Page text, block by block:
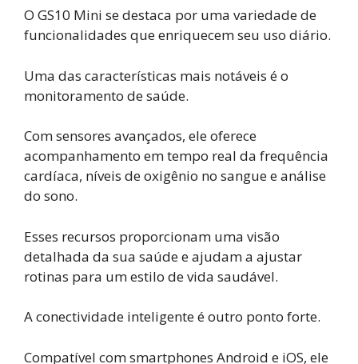
O GS10 Mini se destaca por uma variedade de
funcionalidades que enriquecem seu uso diário.
Uma das características mais notáveis é o
monitoramento de saúde.
Com sensores avançados, ele oferece
acompanhamento em tempo real da frequência
cardíaca, níveis de oxigênio no sangue e análise
do sono.
Esses recursos proporcionam uma visão
detalhada da sua saúde e ajudam a ajustar
rotinas para um estilo de vida saudável.
A conectividade inteligente é outro ponto forte.
Compatível com smartphones Android e iOS, ele